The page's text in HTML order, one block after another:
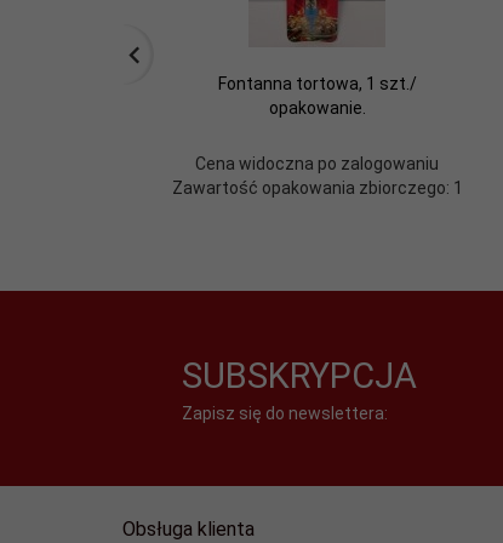
Fontanna tortowa, 1 szt./
opakowanie.
Cena widoczna po zalogowaniu
Zawartość opakowania zbiorczego: 1
SUBSKRYPCJA
Zapisz się do newslettera:
Obsługa klienta